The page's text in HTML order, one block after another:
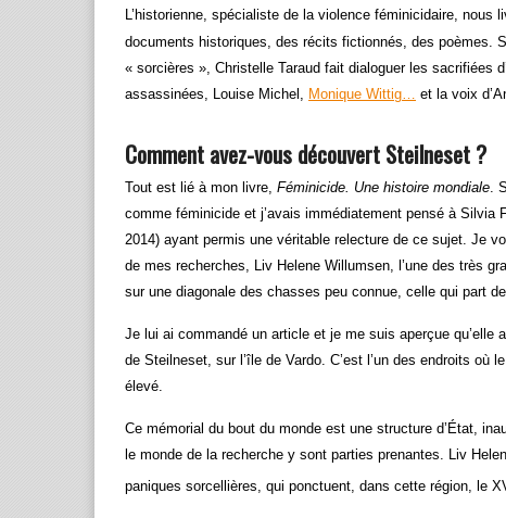
L’historienne, spécialiste de la violence féminicidaire, nous
documents historiques, des récits fictionnés, des poèmes.
« sorcières », Christelle Taraud fait dialoguer les sacrifiées
assassinées, Louise Michel, Monique Wittig… et la voix
Comment avez-vous découvert Steilneset ?
Tout est lié à mon livre, Féminicide. Une histoire mondiale .
comme féminicide et j’avais immédiatement pensé à Silvia
2014) ayant permis une véritable relecture de ce sujet. Je
de mes recherches, Liv Helene Willumsen, l’une des très
sur une diagonale des chasses peu connue, celle qui part
Je lui ai commandé un article et je me suis aperçue qu’elle
de Steilneset, sur l’île de Vardo. C’est l’un des endroits où
élevé.
Ce mémorial du bout du monde est une structure d’État,
le monde de la recherche y sont parties prenantes. Liv
paniques sorcellières, qui ponctuent, dans cette région, le